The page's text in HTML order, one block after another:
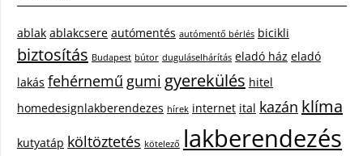
ablak ablakcsere autómentés autómentő bérlés bicikli
biztosítás Budapest bútor duguláselhárítás eladó ház eladó
lakás fehérnemű gumi gyerekülés hitel
homedesignlakberendezes hírek internet ital kazán klíma
kutyatáp költöztetés kötelező lakberendezés